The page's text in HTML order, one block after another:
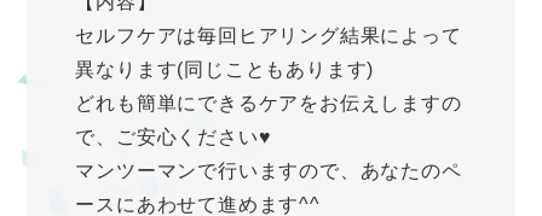
セルフケアは毎回ヒアリング結果によって
異なります(同じこともあります)
どれも簡単にできるケアをお伝えしますの
で、ご安心ください♥
マンツーマンで行いますので、あなたのペ
ースにあわせて進めます^^